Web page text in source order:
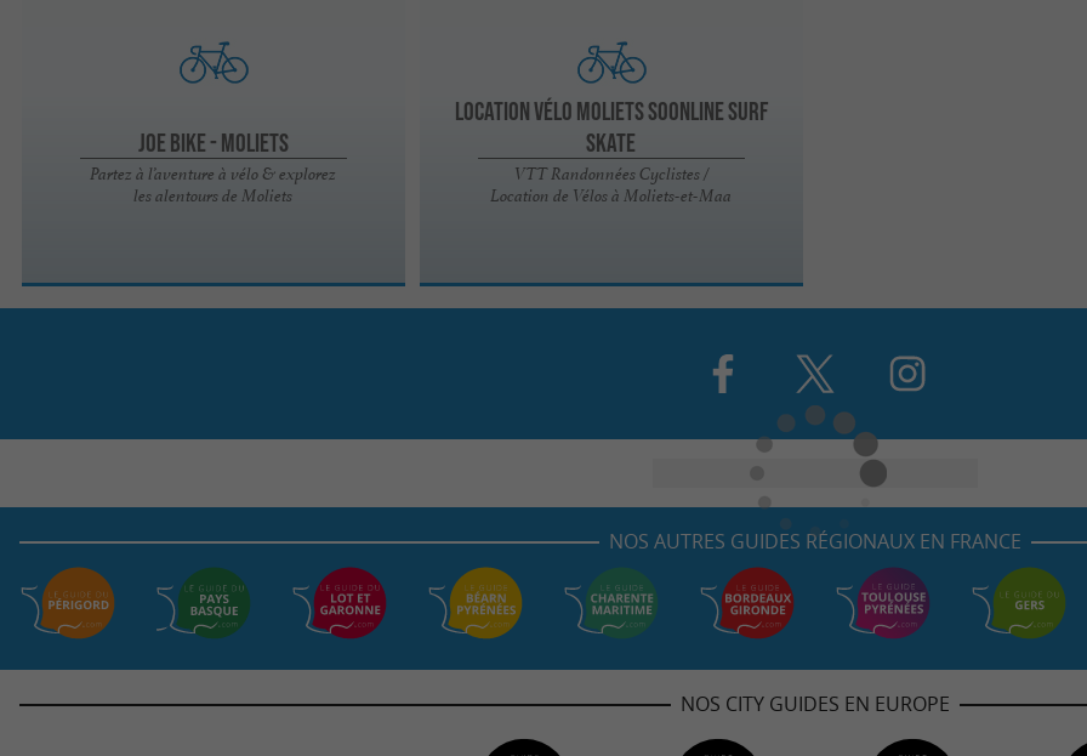
JOE BIKE - Moliets
Partez à l’aventure à vélo & explorez
les alentours de Moliets
Location Vélo Moliets Soonline Surf
Skate
VTT Randonnées Cyclistes /
Location de Vélos à Moliets-et-Maa
NOS AUTRES GUIDES RÉGIONAUX EN FRANCE
NOS CITY GUIDES EN EUROPE